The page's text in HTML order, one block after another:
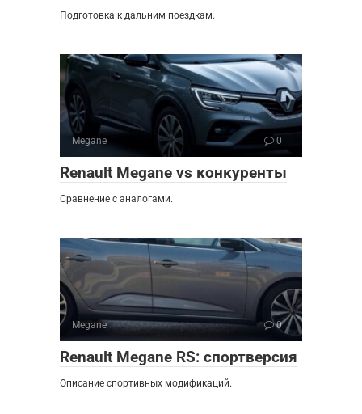
Подготовка к дальним поездкам.
Megane 0
Renault Megane vs конкуренты
Сравнение с аналогами.
Megane 0
Renault Megane RS: спортверсия
Описание спортивных модификаций.